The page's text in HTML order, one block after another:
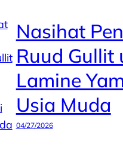
Nasihat
Ruud Gullit
Lamine
Usia Muda
04/27/2026